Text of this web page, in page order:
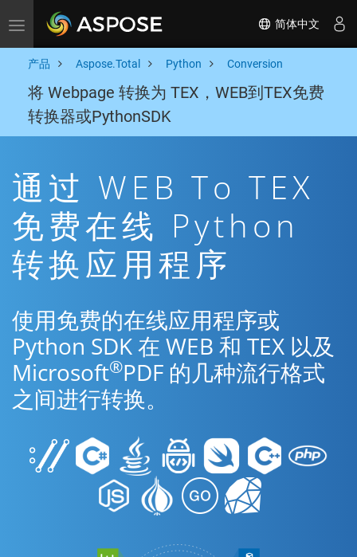
Toggle navigation 简体中文
产品 Aspose.Total Python Conversion
将 Webpage 转换为 TEX，WEB到TEX免费
转换器或PythonSDK
通过 WEB To TEX
免费在线 Python
转换应用程序
使用免费的在线应用程序或
Python SDK 在 WEB 和 TEX 以及
Microsoft®PDF 的几种流行格式
之间进行转换。